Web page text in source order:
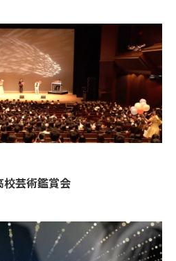
校芸術鑑賞会